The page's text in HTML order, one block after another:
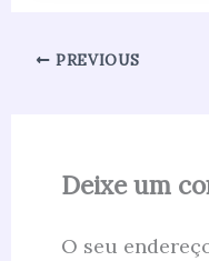
PREVIOUS
Deixe um
O seu